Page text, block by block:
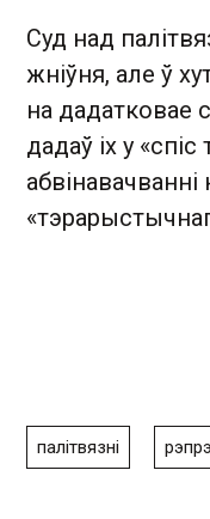
Суд над
жніўня, але ў
на дадатковае
дадаў іх у
палітвязні